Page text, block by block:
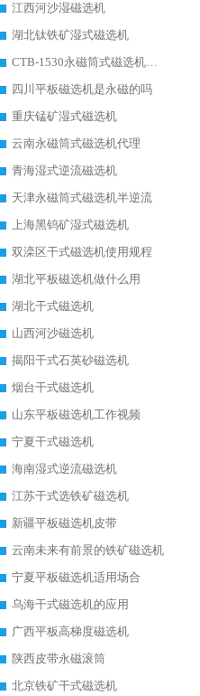
江西河沙湿磁选机
湖北钛铁矿湿式磁选机
CTB-1530永磁筒式磁选机代理商
四川平板磁选机是永磁的吗
重庆锰矿湿式磁选机
云南永磁筒式磁选机代理
青海湿式逆流磁选机
天津永磁筒式磁选机半逆流
上海黑钨矿湿式磁选机
双滦区干式磁选机使用规程
湖北平板磁选机做什么用
湖北干式磁选机
山西河沙磁选机
揭阳干式石英砂磁选机
烟台干式磁选机
山东平板磁选机工作视频
宁夏干式磁选机
海南湿式逆流磁选机
江苏干式选铁矿磁选机
新疆平板磁选机皮带
云南未来有前景的铁矿磁选机
宁夏平板磁选机适用场合
乌海干式磁选机的应用
广西平板高梯度磁选机
陕西皮带永磁滚筒
北京铁矿干式磁选机